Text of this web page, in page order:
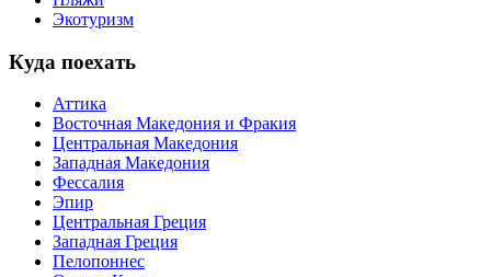
Экотуризм
Куда поехать
Аттика
Восточная Македония и Фракия
Центральная Македония
Западная Македония
Фессалия
Эпир
Центральная Греция
Западная Греция
Пелопоннес